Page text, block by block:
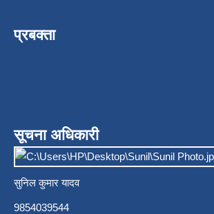
प्रबक्ता
सूचना अधिकारी
सुनिल कुमार यादव
9854039544